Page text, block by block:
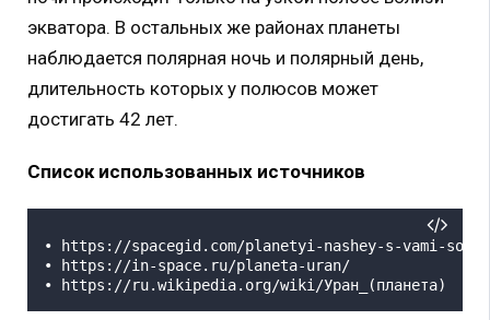
экватора. В остальных же районах планеты
наблюдается полярная ночь и полярный день,
длительность которых у полюсов может
достигать 42 лет.
Список использованных источников
• https://spacegid.com/planetyi-nashey-s-vami-
• https://in-space.ru/planeta-uran/
• https://ru.wikipedia.org/wiki/Уран_(планета)